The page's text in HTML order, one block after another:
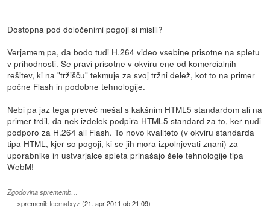
Dostopna pod določenimi pogoji si mislil?
Verjamem pa, da bodo tudi H.264 video vsebine prisotne na spletu
v prihodnosti. Se pravi prisotne v okviru ene od komercialnih
rešitev, ki na "tržišču" tekmuje za svoj tržni delež, kot to na primer
počne Flash in podobne tehnologije.
Nebi pa jaz tega preveč mešal s kakšnim HTML5 standardom ali na
primer trdil, da nek izdelek podpira HTML5 standard za to, ker nudi
podporo za H.264 ali Flash. To novo kvaliteto (v okviru standarda
tipa HTML, kjer so pogoji, ki se jih mora izpolnjevati znani) za
uporabnike in ustvarjalce spleta prinašajo šele tehnologije tipa
WebM!
Zgodovina sprememb…
spremenil: Icematxyz (21. apr 2011 ob 21:09)